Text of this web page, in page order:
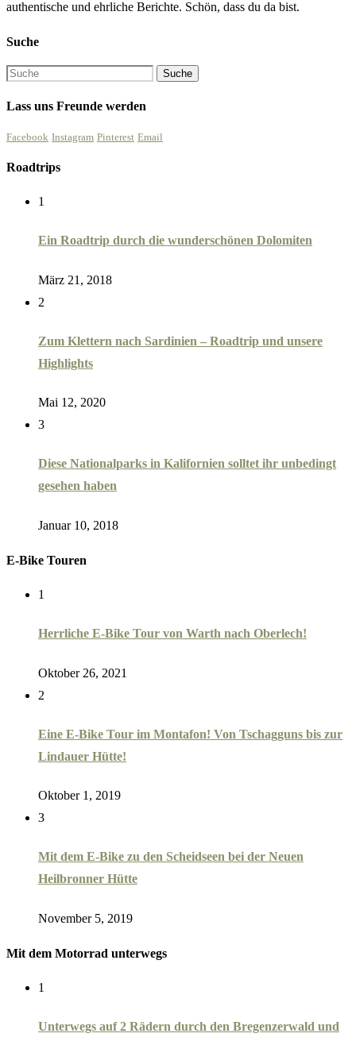
authentische und ehrliche Berichte. Schön, dass du da bist.
Suche
Lass uns Freunde werden
Facebook Instagram Pinterest Email
Roadtrips
1
Ein Roadtrip durch die wunderschönen Dolomiten
März 21, 2018
2
Zum Klettern nach Sardinien – Roadtrip und unsere
Highlights
Mai 12, 2020
3
Diese Nationalparks in Kalifornien solltet ihr unbedingt
gesehen haben
Januar 10, 2018
E-Bike Touren
1
Herrliche E-Bike Tour von Warth nach Oberlech!
Oktober 26, 2021
2
Eine E-Bike Tour im Montafon! Von Tschagguns bis zur
Lindauer Hütte!
Oktober 1, 2019
3
Mit dem E-Bike zu den Scheidseen bei der Neuen
Heilbronner Hütte
November 5, 2019
Mit dem Motorrad unterwegs
1
Unterwegs auf 2 Rädern durch den Bregenzerwald und